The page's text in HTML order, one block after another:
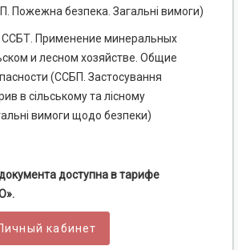
Пожежна безпека. Загальні вимоги)
ССБТ. Применение минеральных
и лесном хозяйстве. Общие
(ССБП. Застосування
в сільському та лісному
вимоги щодо безпеки)
доступна в тарифе
кабинет